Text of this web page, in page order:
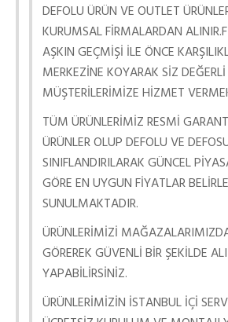
DEFOLU ÜRÜN VE OUTLET
KURUMSAL FİRMALARDAN
AŞKIN GEÇMİŞİ İLE ÖNCE
MERKEZİNE KOYARAK SİZ DEĞERLİ
MÜŞTERİLERİMİZE HİZMET
TÜM ÜRÜNLERİMİZ RESMİ
ÜRÜNLER OLUP DEFOLU VE
SINIFLANDIRILARAK GÜNCEL
GÖRE EN UYGUN FİYATLAR
SUNULMAKTADIR.
ÜRÜNLERİMİZİ
GÖREREK GÜVENLİ BİR ŞEKİLDE
YAPABİLİRSİNİZ.
ÜRÜNLERİMİZİN İSTANBUL İÇİ